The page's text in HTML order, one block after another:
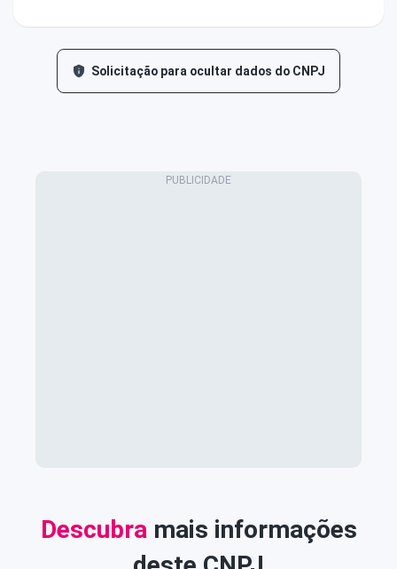
Solicitação para ocultar dados do CNPJ
Descubra mais informações